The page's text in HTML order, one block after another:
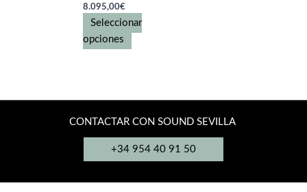
8.095,00€
de
precios:
2.595,00€
Seleccionar
opciones
Las
opciones
se
CONTACTAR CON SOUND SEVILLA
+34 954 40 91 50